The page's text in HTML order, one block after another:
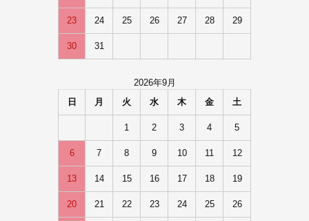
23 24 25 26 27 28 29
30 31
2026年9月
日
月 火 水 木 金 土
1 2 3 4 5
6 7 8 9 10 11 12
13 14 15 16 17 18 19
20 21 22 23 24 25 26